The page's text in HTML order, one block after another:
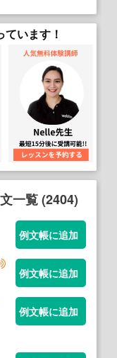
います！
一覧 (2404)
例文帳に追加
例文帳に追加
例文帳に追加